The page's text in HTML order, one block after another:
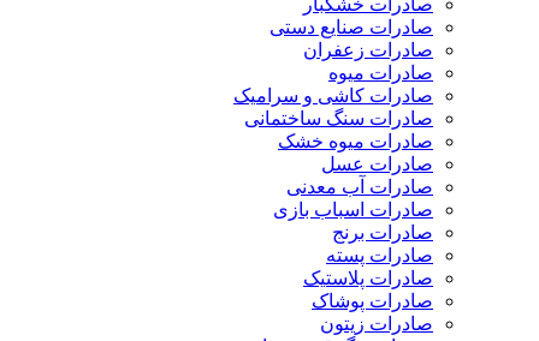
صادرات صنایع دستی
صادرات زعفران
صادرات میوه
صادرات کاشی و سرامیک
صادرات سنگ ساختمانی
صادرات میوه خشک
صادرات عسل
صادرات آب معدنی
صادرات اسباب بازی
صادرات برنج
صادرات پسته
صادرات پلاستیک
صادرات پوشاک
صادرات زیتون